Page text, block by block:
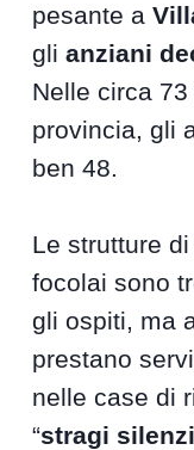
pesante a
glianziani
Nelle circa
provincia, gli
ben 48.
Le strutture
focolai sono
gli ospiti, ma
prestano
nelle case di
“stragi